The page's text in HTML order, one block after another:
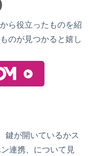
ら役立ったものを紹
のが見つかると嬉し
鍵が開いているかス
連携、について見